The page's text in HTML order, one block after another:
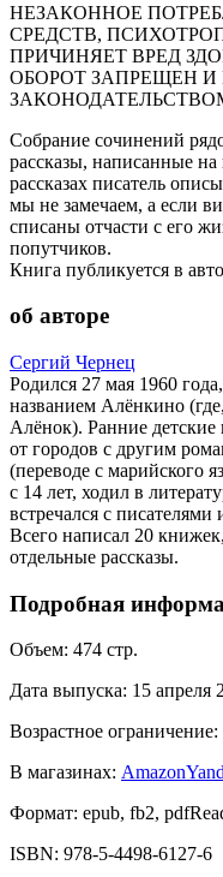
НЕЗАКОННОЕ
СРЕДСТВ,
ПРИЧИНЯЕТ ВРЕД
ОБОРОТ ЗАПРЕЩЕН
Собрание сочинений
рассказы, написанные
рассказах писатель
мы не замечаем, а если
списаны отчасти с его
попутчиков.
Книга публикуется в
об авторе
Сергий Чернец
Родился 27 мая 1960
названием Алёнкино
Алёнок). Ранние детские
от городов с другим
(переводе с марийского
с 14 лет, ходил в
встречался с
Всего написал 20
отдельные рассказы.
Подробная
Объем: 474 стр.
Дата выпуска: 15 апреля
Возрастное ограничение:
В магазинах: Amazon
Формат: epub, fb2,
ISBN: 978-5-4498-6127-6